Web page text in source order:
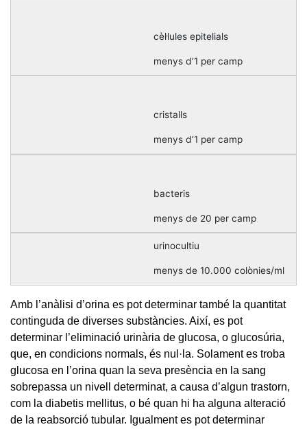
cèl·lules epitelials
menys d’1 per camp
cristalls
menys d’1 per camp
bacteris
menys de 20 per camp
urinocultiu
menys de 10.000 colònies/ml
Amb l’anàlisi d’orina es pot determinar també la quantitat
continguda de diverses substàncies. Així, es pot
determinar l’eliminació urinària de glucosa, o glucosúria,
que, en condicions normals, és nul·la. Solament es troba
glucosa en l’orina quan la seva presència en la sang
sobrepassa un nivell determinat, a causa d’algun trastorn,
com la diabetis mellitus, o bé quan hi ha alguna alteració
de la reabsorció tubular. Igualment es pot determinar